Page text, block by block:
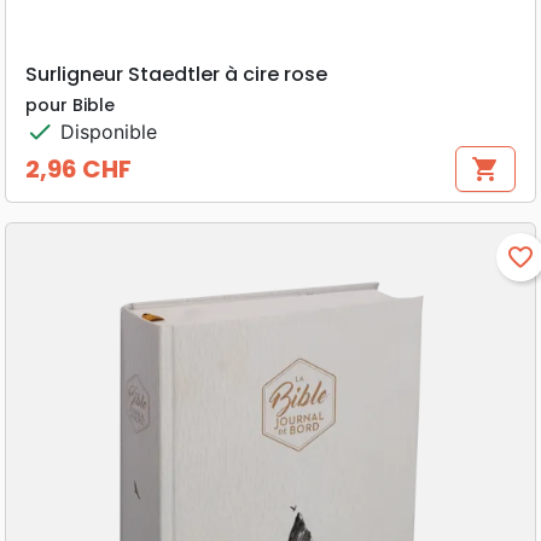
Surligneur Staedtler à cire rose
pour Bible
check Disponible
Prix
2,96 CHF shopping_cart
favorite_border